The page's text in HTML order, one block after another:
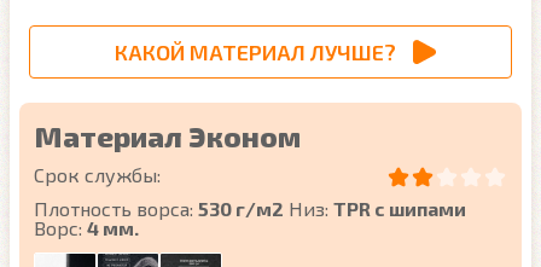
КАКОЙ МАТЕРИАЛ ЛУЧШЕ?
Материал Эконом
Срок службы:
Плотность ворса: 530 г/м2 Низ: TPR с шипами
Ворс: 4 мм.